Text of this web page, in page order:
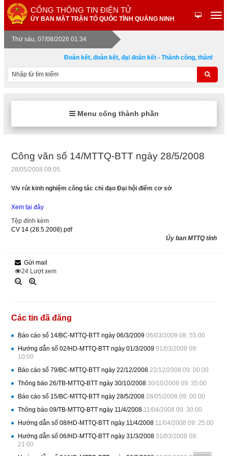
CỔNG THÔNG TIN ĐIỆN TỬ
ỦY BAN MẶT TRẬN TỔ QUỐC TỈNH QUẢNG NINH
Thứ sáu, 07/08/2026 01:34
Đoàn kết, đoàn kết, đại đoàn kết - Thành công, thành
Menu cổng thành phần
Công văn số 14/MTTQ-BTT ngày 28/5/2008
28/05/2008 09:05
V/v rút kinh nghiệm công tác chỉ đạo Đại hội điểm cơ sở
Xem tại đây
Tệp đính kèm
CV 14 (28.5.2008).pdf
Ủy ban MTTQ tỉnh
Gửi mail
24 Lượt xem
Các tin đã đăng
Báo cáo số 14/BC-MTTQ-BTT ngày 06/3/2009 06/03/2009 08: 55:00
Hướng dẫn số 02/HD-MTTQ-BTT ngày 01/3/2009 01/03/2009 09:
10:00
Báo cáo số 79/BC-MTTQ-BTT ngày 22/12/2008 22/12/2008 09: 00:00
Thông báo 26/TB-MTTQ-BTT ngày 30/10/2008 30/10/2008 09: 35:00
Báo cáo số 15/BC-MTTQ-BTT ngày 28/5/2008 28/05/2008 09: 00:00
Thông báo 09/TB-MTTQ-BTT ngày 11/4/2008 11/04/2008 09: 30:00
Hướng dẫn số 08/HD-MTTQ-BTT ngày 11/4/2008 11/04/2008 09: 25:00
Hướng dẫn số 06/HD-MTTQ-BTT ngày 31/3/2008 31/03/2008 09:
21:00